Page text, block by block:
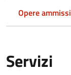
Opere
Servizi